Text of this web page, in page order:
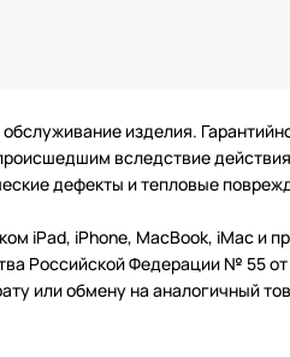
изделия.
вследствие
дефекты и тепловые
iPad, iPhone, MacBook, iMac и
Российской Федерации № 55 от
или обмену на аналогичный